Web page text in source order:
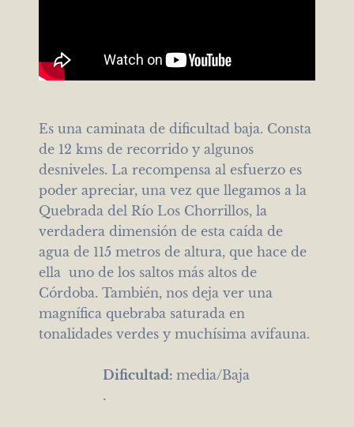
Es una caminata de dificultad baja. Consta
de 12 kms de recorrido y algunos
desniveles. La recompensa al esfuerzo es
poder apreciar, una vez que llegamos a la
Quebrada del Río Los Chorrillos, la
verdadera dimensión de esta caída de
agua de 115 metros de altura, que hace de
ella uno de los saltos más altos de
Córdoba. También, nos deja ver una
magnífica quebraba saturada en
tonalidades verdes y muchísima avifauna.
Dificultad: media/Baja
.